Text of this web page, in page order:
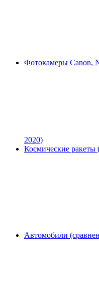
Фотокамеры Canon,
2020)
Космические ракеты
Автомобили